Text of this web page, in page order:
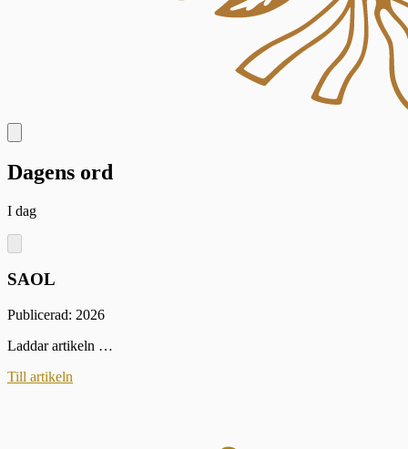
Dagens ord
I dag
SAOL
Publicerad: 2026
Laddar artikeln …
Till artikeln